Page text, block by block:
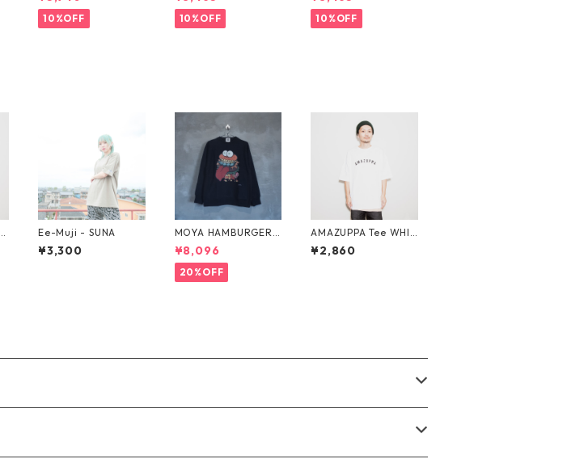
10%OFF 10%OFF 10%OFF
Ee-Muji - SUNA
¥3,300
MOYA HAMBURGER
MONSTER スウェット
ネイビー
¥8,096
20%OFF
AMAZUPPA Tee WHIT
E
¥2,860